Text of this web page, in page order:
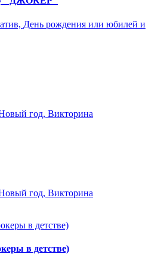
День рождения или юбилей и
год, Викторина
год, Викторина
в детстве)